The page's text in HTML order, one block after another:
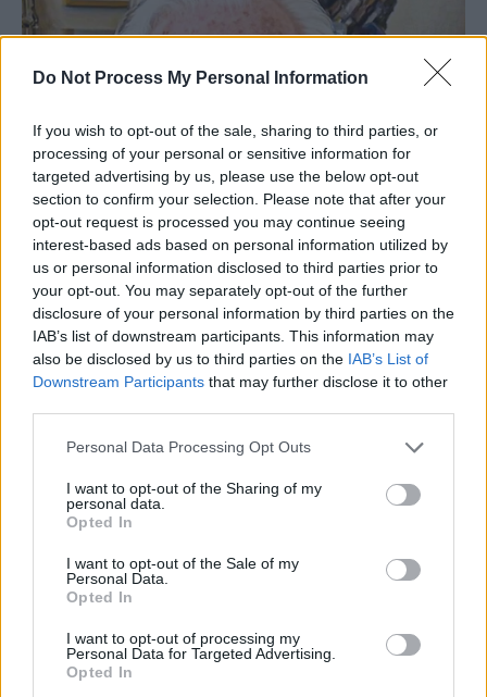
Do Not Process My Personal Information
If you wish to opt-out of the sale, sharing to third parties, or
processing of your personal or sensitive information for
targeted advertising by us, please use the below opt-out
section to confirm your selection. Please note that after your
opt-out request is processed you may continue seeing
interest-based ads based on personal information utilized by
us or personal information disclosed to third parties prior to
your opt-out. You may separately opt-out of the further
disclosure of your personal information by third parties on the
IAB’s list of downstream participants. This information may
also be disclosed by us to third parties on the IAB’s List of
Downstream Participants that may further disclose it to other
Personal Data Processing Opt Outs
I want to opt-out of the Sharing of my
personal data.
Opted In
I want to opt-out of the Sale of my
Personal Data.
Opted In
I want to opt-out of processing my
Personal Data for Targeted Advertising.
Opted In